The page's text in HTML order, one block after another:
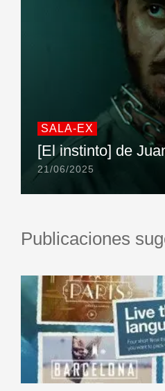
SALA-EX
[El instinto] de
21/06/2025
Publicaciones